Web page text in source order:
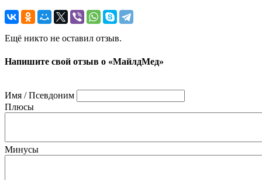
Ещё никто не оставил отзыв.
Напишите свой отзыв о «МайлдМед»
Имя / Псевдоним
Плюсы
Минусы